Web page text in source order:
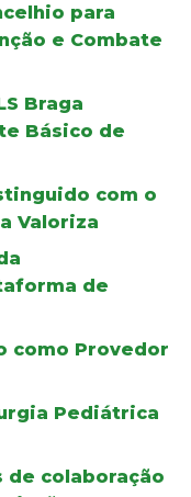
para
e Combate
Braga
Básico de
com o
Valoriza
de
como Provedor
Pediátrica
de colaboração